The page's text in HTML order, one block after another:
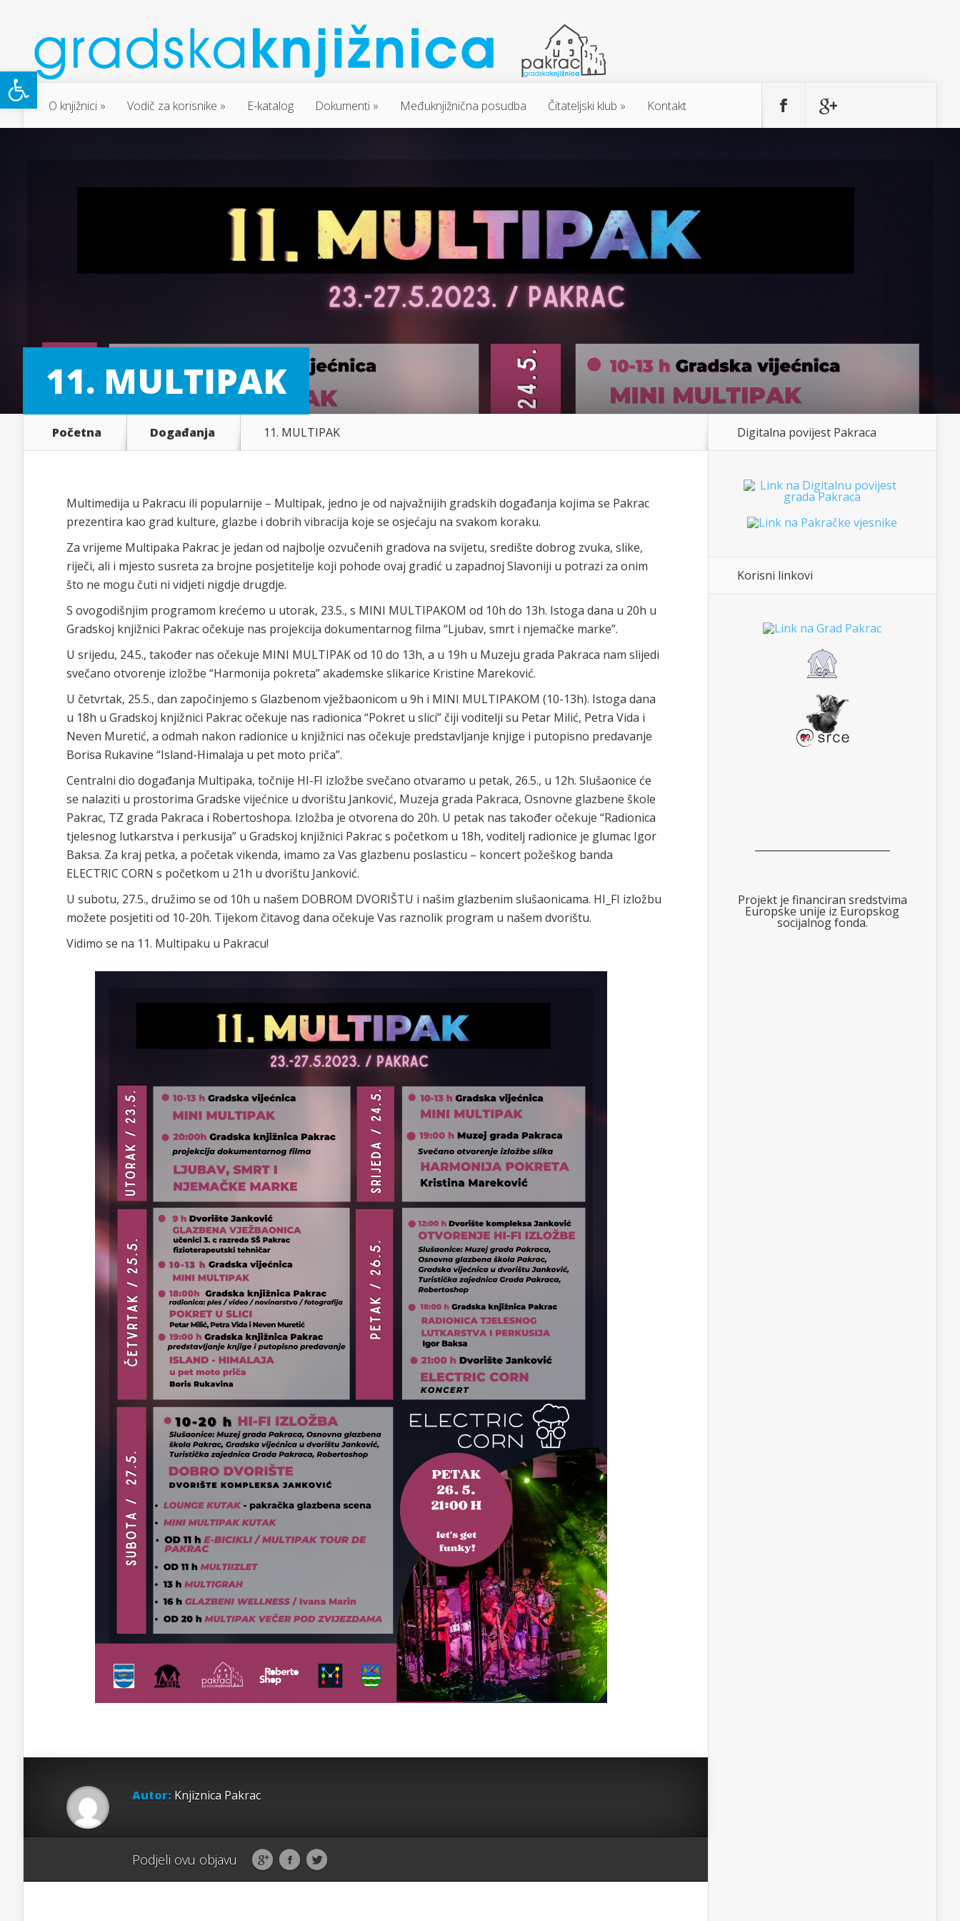
Open toolbar
O knjižnici Vodič za korisnike E-katalog Dokumenti Međuknjižnična posudba Čitateljski klub Kontakt
11. MULTIPAK
Početna Događanja 11. MULTIPAK
Multimedija u Pakracu ili popularnije – Multipak, jedno je od najvažnijih gradskih događanja kojima se Pakrac
prezentira kao grad kulture, glazbe i dobrih vibracija koje se osjećaju na svakom koraku.
Za vrijeme Multipaka Pakrac je jedan od najbolje ozvučenih gradova na svijetu, središte dobrog zvuka, slike,
riječi, ali i mjesto susreta za brojne posjetitelje koji pohode ovaj gradić u zapadnoj Slavoniji u potrazi za onim
što ne mogu čuti ni vidjeti nigdje drugdje.
S ovogodišnjim programom krećemo u utorak, 23.5., s MINI MULTIPAKOM od 10h do 13h. Istoga dana u 20h u
Gradskoj knjižnici Pakrac očekuje nas projekcija dokumentarnog filma “Ljubav, smrt i njemačke marke”.
U srijedu, 24.5., također nas očekuje MINI MULTIPAK od 10 do 13h, a u 19h u Muzeju grada Pakraca nam slijedi
svečano otvorenje izložbe “Harmonija pokreta” akademske slikarice Kristine Mareković.
U četvrtak, 25.5., dan započinjemo s Glazbenom vježbaonicom u 9h i MINI MULTIPAKOM (10-13h). Istoga dana
u 18h u Gradskoj knjižnici Pakrac očekuje nas radionica “Pokret u slici” čiji voditelji su Petar Milić, Petra Vida i
Neven Muretić, a odmah nakon radionice u knjižnici nas očekuje predstavljanje knjige i putopisno predavanje
Borisa Rukavine “Island-Himalaja u pet moto priča”.
Centralni dio događanja Multipaka, točnije HI-FI izložbe svečano otvaramo u petak, 26.5., u 12h. Slušaonice će
se nalaziti u prostorima Gradske vijećnice u dvorištu Janković, Muzeja grada Pakraca, Osnovne glazbene škole
Pakrac, TZ grada Pakraca i Robertoshopa. Izložba je otvorena do 20h. U petak nas također očekuje “Radionica
tjelesnog lutkarstva i perkusija” u Gradskoj knjižnici Pakrac s početkom u 18h, voditelj radionice je glumac Igor
Baksa. Za kraj petka, a početak vikenda, imamo za Vas glazbenu poslasticu – koncert požeškog banda
ELECTRIC CORN s početkom u 21h u dvorištu Janković.
U subotu, 27.5., družimo se od 10h u našem DOBROM DVORIŠTU i našim glazbenim slušaonicama. HI_FI izložbu
možete posjetiti od 10-20h. Tijekom čitavog dana očekuje Vas raznolik program u našem dvorištu.
Vidimo se na 11. Multipaku u Pakracu!
Autor: Knjiznica Pakrac
Podjeli ovu objavu
Digitalna povijest Pakraca
Korisni linkovi
Projekt je financiran sredstvima
Europske unije iz Europskog
socijalnog fonda.